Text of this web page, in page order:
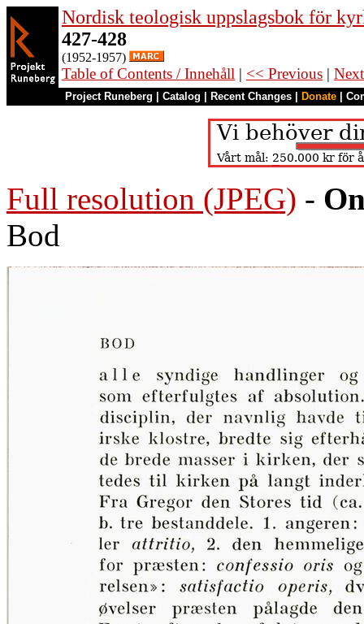
Nordisk teologisk uppslagsbok för
427-428
(1952-1957)
Table of Contents / Innehåll | << Previous |
Project Runeberg Catalog Recent Changes Donate
Full resolution (JPEG) -
Bod